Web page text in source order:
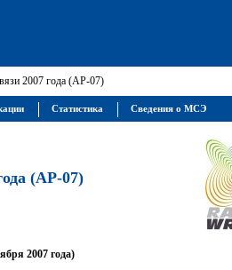
2007 года (АР-07)
(АР-07)
2007 года)
Статистика Сведения о МСЭ